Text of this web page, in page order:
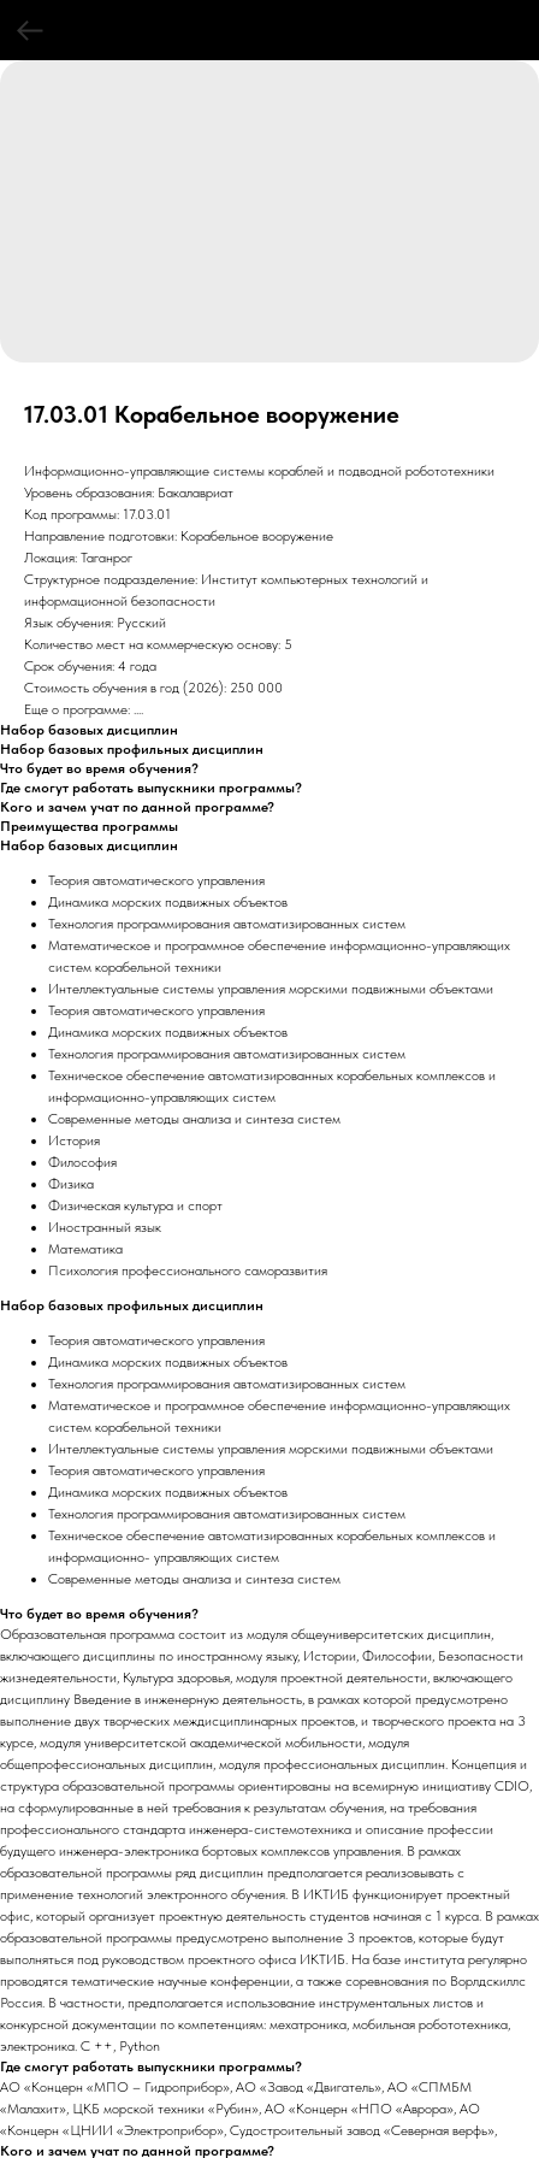
17.03.01 Корабельное вооружение
Информационно-управляющие системы кораблей и подводной робототехники
Уровень образования: Бакалавриат
Код программы: 17.03.01
Направление подготовки: Корабельное вооружение
Локация: Таганрог
Структурное подразделение: Институт компьютерных технологий и
информационной безопасности
Язык обучения: Русский
Количество мест на коммерческую основу: 5
Срок обучения: 4 года
Стоимость обучения в год (2026): 250 000
Еще о программе: ....
Набор базовых дисциплин
Набор базовых профильных дисциплин
Что будет во время обучения?
Где смогут работать выпускники программы?
Кого и зачем учат по данной программе?
Преимущества программы
Набор базовых дисциплин
Теория автоматического управления
Динамика морских подвижных объектов
Технология программирования автоматизированных систем
Математическое и программное обеспечение информационно-управляющих
систем корабельной техники
Интеллектуальные системы управления морскими подвижными объектами
Теория автоматического управления
Динамика морских подвижных объектов
Технология программирования автоматизированных систем
Техническое обеспечение автоматизированных корабельных комплексов и
информационно-управляющих систем
Современные методы анализа и синтеза систем
История
Философия
Физика
Физическая культура и спорт
Иностранный язык
Математика
Психология профессионального саморазвития
Набор базовых профильных дисциплин
Теория автоматического управления
Динамика морских подвижных объектов
Технология программирования автоматизированных систем
Математическое и программное обеспечение информационно-управляющих
систем корабельной техники
Интеллектуальные системы управления морскими подвижными объектами
Теория автоматического управления
Динамика морских подвижных объектов
Технология программирования автоматизированных систем
Техническое обеспечение автоматизированных корабельных комплексов и
информационно- управляющих систем
Современные методы анализа и синтеза систем
Что будет во время обучения?
Образовательная программа состоит из модуля общеуниверситетских дисциплин,
включающего дисциплины по иностранному языку, Истории, Философии, Безопасности
жизнедеятельности, Культура здоровья, модуля проектной деятельности, включающего
дисциплину Введение в инженерную деятельность, в рамках которой предусмотрено
выполнение двух творческих междисциплинарных проектов, и творческого проекта на 3
курсе, модуля университетской академической мобильности, модуля
общепрофессиональных дисциплин, модуля профессиональных дисциплин. Концепция и
структура образовательной программы ориентированы на всемирную инициативу CDIO,
на сформулированные в ней требования к результатам обучения, на требования
профессионального стандарта инженера-системотехника и описание профессии
будущего инженера-электроника бортовых комплексов управления. В рамках
образовательной программы ряд дисциплин предполагается реализовывать с
применение технологий электронного обучения. В ИКТИБ функционирует проектный
офис, который организует проектную деятельность студентов начиная с 1 курса. В рамках
образовательной программы предусмотрено выполнение 3 проектов, которые будут
выполняться под руководством проектного офиса ИКТИБ. На базе института регулярно
проводятся тематические научные конференции, а также соревнования по Ворлдскиллс
Россия. В частности, предполагается использование инструментальных листов и
конкурсной документации по компетенциям: мехатроника, мобильная робототехника,
электроника. С ++, Python
Где смогут работать выпускники программы?
АО «Концерн «МПО – Гидроприбор», АО «Завод «Двигатель», АО «СПМБМ
«Малахит», ЦКБ морской техники «Рубин», АО «Концерн «НПО «Аврора», АО
«Концерн «ЦНИИ «Электроприбор», Судостроительный завод «Северная верфь»,
Кого и зачем учат по данной программе?